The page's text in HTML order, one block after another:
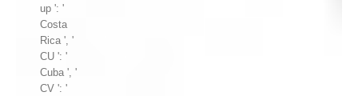
up ': '
Costa
Rica ', '
CU ': '
Cuba ', '
CV ': '